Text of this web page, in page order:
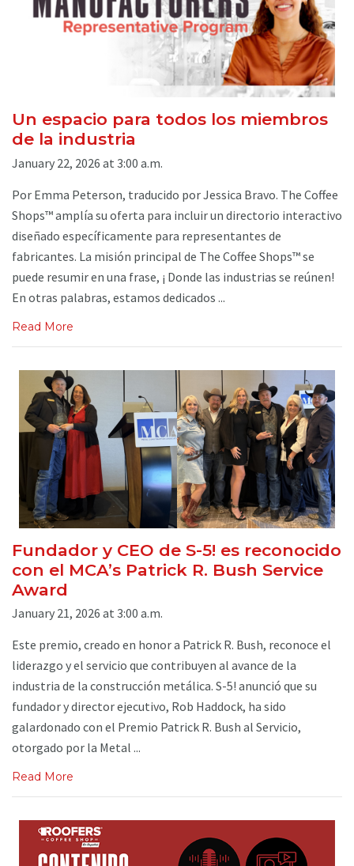
Un espacio para todos los miembros
de la industria
January 22, 2026 at 3:00 a.m.
Por Emma Peterson, traducido por Jessica Bravo. The Coffee
Shops™ amplía su oferta para incluir un directorio interactivo
diseñado específicamente para representantes de
fabricantes. La misión principal de The Coffee Shops™ se
puede resumir en una frase, ¡ Donde las industrias se reúnen!
En otras palabras, estamos dedicados ...
Read More
Fundador y CEO de S-5! es reconocido
con el MCA’s Patrick R. Bush Service
Award
January 21, 2026 at 3:00 a.m.
Este premio, creado en honor a Patrick R. Bush, reconoce el
liderazgo y el servicio que contribuyen al avance de la
industria de la construcción metálica. S-5! anunció que su
fundador y director ejecutivo, Rob Haddock, ha sido
galardonado con el Premio Patrick R. Bush al Servicio,
otorgado por la Metal ...
Read More